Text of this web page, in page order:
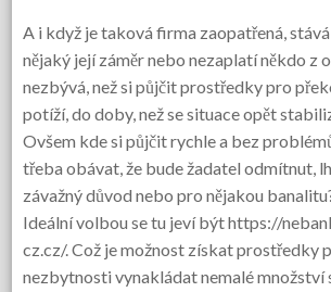
A i když je taková firma zaopatřená, stává
nějaký její záměr nebo nezaplatí někdo z
nezbývá, než si půjčit prostředky pro
potíží, do doby, než se situace opět
Ovšem kde si půjčit rychle a bez
třeba obávat, že bude žadatel odmítnut,
závažný důvod nebo pro nějakou
Ideální volbou se tu jeví býthttps://
cz.cz/. Což je možnost získat prostředky
nezbytnosti vynakládat nemalé množství